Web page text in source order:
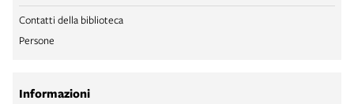
Contatti della biblioteca
Persone
Informazioni